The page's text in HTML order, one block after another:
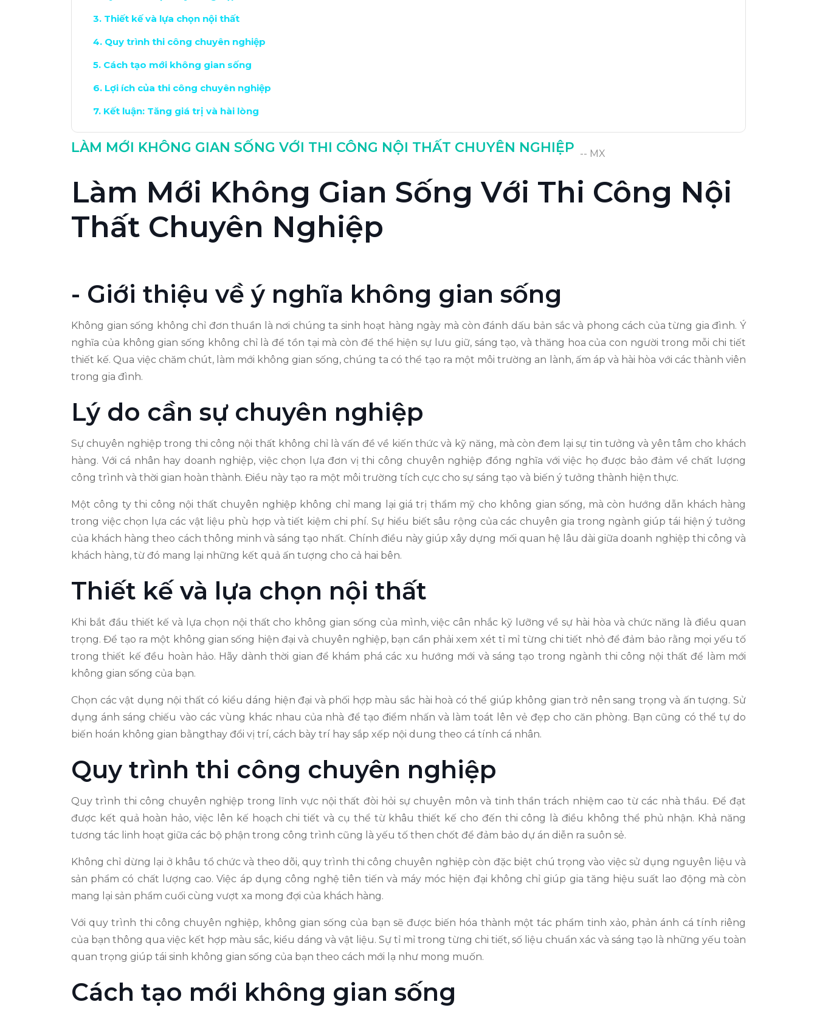
Thiết kế và lựa chọn nội thất
Quy trình thi công chuyên nghiệp
Cách tạo mới không gian sống
Lợi ích của thi công chuyên nghiệp
Kết luận: Tăng giá trị và hài lòng
LÀM MỚI KHÔNG GIAN SỐNG VỚI THI CÔNG NỘI THẤT CHUYÊN NGHIỆP -- MX
Làm Mới Không Gian Sống Với Thi Công Nội
Thất Chuyên Nghiệp
- Giới thiệu về ý nghĩa không gian sống
Không gian sống không chỉ đơn thuần là nơi chúng ta sinh hoạt hàng ngày mà còn đánh dấu bản sắc và phong cách của từng gia đình. Ý
nghĩa của không gian sống không chỉ là để tồn tại mà còn để thể hiện sự lưu giữ, sáng tạo, và thăng hoa của con người trong mỗi chi tiết
thiết kế. Qua việc chăm chút, làm mới không gian sống, chúng ta có thể tạo ra một môi trường an lành, ấm áp và hài hòa với các thành viên
trong gia đình.
Lý do cần sự chuyên nghiệp
Sự chuyên nghiệp trong thi công nội thất không chỉ là vấn đề về kiến thức và kỹ năng, mà còn đem lại sự tin tưởng và yên tâm cho khách
hàng. Với cá nhân hay doanh nghiệp, việc chọn lựa đơn vị thi công chuyên nghiệp đồng nghĩa với việc họ được bảo đảm về chất lượng
công trình và thời gian hoàn thành. Điều này tạo ra một môi trường tích cực cho sự sáng tạo và biến ý tưởng thành hiện thực.
Một công ty thi công nội thất chuyên nghiệp không chỉ mang lại giá trị thẩm mỹ cho không gian sống, mà còn hướng dẫn khách hàng
trong việc chọn lựa các vật liệu phù hợp và tiết kiệm chi phí. Sự hiểu biết sâu rộng của các chuyên gia trong ngành giúp tái hiện ý tưởng
của khách hàng theo cách thông minh và sáng tạo nhất. Chính điều này giúp xây dựng mối quan hệ lâu dài giữa doanh nghiệp thi công và
khách hàng, từ đó mang lại những kết quả ấn tượng cho cả hai bên.
Thiết kế và lựa chọn nội thất
Khi bắt đầu thiết kế và lựa chọn nội thất cho không gian sống của mình, việc cân nhắc kỹ lưỡng về sự hài hòa và chức năng là điều quan
trọng. Để tạo ra một không gian sống hiện đại và chuyên nghiệp, bạn cần phải xem xét tỉ mỉ từng chi tiết nhỏ để đảm bảo rằng mọi yếu tố
trong thiết kế đều hoàn hảo. Hãy dành thời gian để khám phá các xu hướng mới và sáng tạo trong ngành thi công nội thất để làm mới
không gian sống của bạn.
Chọn các vật dụng nội thất có kiểu dáng hiện đại và phối hợp màu sắc hài hoà có thể giúp không gian trở nên sang trọng và ấn tượng. Sử
dụng ánh sáng chiếu vào các vùng khác nhau của nhà để tạo điểm nhấn và làm toát lên vẻ đẹp cho căn phòng. Bạn cũng có thể tự do
biến hoán không gian bằngthay đổi vị trí, cách bày trí hay sắp xếp nội dung theo cá tính cá nhân.
Quy trình thi công chuyên nghiệp
Quy trình thi công chuyên nghiệp trong lĩnh vực nội thất đòi hỏi sự chuyên môn và tinh thần trách nhiệm cao từ các nhà thầu. Để đạt
được kết quả hoàn hảo, việc lên kế hoạch chi tiết và cụ thể từ khâu thiết kế cho đến thi công là điều không thể phủ nhận. Khả năng
tương tác linh hoạt giữa các bộ phận trong công trình cũng là yếu tố then chốt để đảm bảo dự án diễn ra suôn sẻ.
Không chỉ dừng lại ở khâu tổ chức và theo dõi, quy trình thi công chuyên nghiệp còn đặc biệt chú trọng vào việc sử dụng nguyên liệu và
sản phẩm có chất lượng cao. Việc áp dụng công nghệ tiên tiến và máy móc hiện đại không chỉ giúp gia tăng hiệu suất lao động mà còn
mang lại sản phẩm cuối cùng vượt xa mong đợi của khách hàng.
Với quy trình thi công chuyên nghiệp, không gian sống của bạn sẽ được biến hóa thành một tác phẩm tinh xảo, phản ánh cá tính riêng
của bạn thông qua việc kết hợp màu sắc, kiểu dáng và vật liệu. Sự tỉ mỉ trong từng chi tiết, số liệu chuẩn xác và sáng tạo là những yếu toàn
quan trọng giúp tái sinh không gian sống của bạn theo cách mới lạ như mong muốn.
Cách tạo mới không gian sống